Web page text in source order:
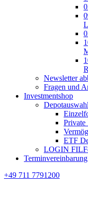
Newsletter
Fragen und
Investmentshop
Depotauswahl
Private
ETF
LOGIN
Terminvereinbarung
+49 711 7791200